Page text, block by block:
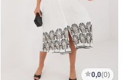
0,0(0)